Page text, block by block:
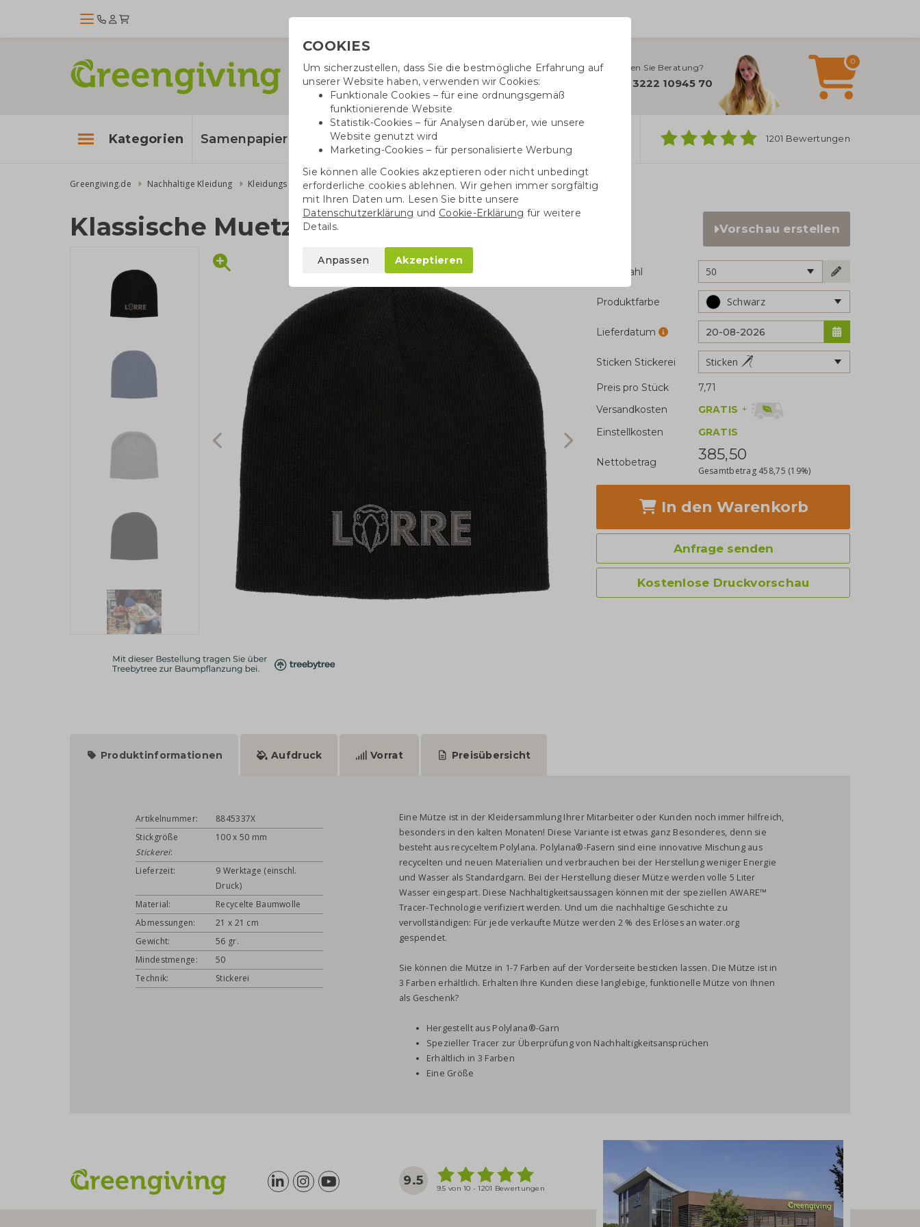
Benötigen Sie Beratung?
+49 3222 10945 70
0
Kategorien Samenpapier Baumwolltaschen 1201 Bewertungen
Greengiving.de Nachhaltige Kleidung Kleidungs Accessoires Klassische Muetze
Klassische Muetze Vorschau erstellen
Stückzahl 50
Produktfarbe Schwarz
Lieferdatum
Sticken Stickerei Sticken
Preis pro Stück
7,71
Versandkosten
GRATIS +
Einstellkosten
GRATIS
Nettobetrag 385,50
Gesamtbetrag 458,75 (19%)
In den Warenkorb
Anfrage senden
Kostenlose Druckvorschau
Produktinformationen Aufdruck Vorrat Preisübersicht
Artikelnummer:
8845337X
Stickgröße
Stickerei:
100 x 50 mm
Lieferzeit:
9 Werktage (einschl.
Druck)
Material:
Recycelte Baumwolle
Abmessungen:
21 x 21 cm
Gewicht:
56 gr.
Mindestmenge:
50
Technik:
Stickerei
Eine Mütze ist in der Kleidersammlung Ihrer Mitarbeiter oder Kunden noch immer hilfreich,
besonders in den kalten Monaten! Diese Variante ist etwas ganz Besonderes, denn sie
besteht aus recyceltem Polylana. Polylana®-Fasern sind eine innovative Mischung aus
recycelten und neuen Materialien und verbrauchen bei der Herstellung weniger Energie
und Wasser als Standardgarn. Bei der Herstellung dieser Mütze werden volle 5 Liter
Wasser eingespart. Diese Nachhaltigkeitsaussagen können mit der speziellen AWARE™
Tracer-Technologie verifiziert werden. Und um die nachhaltige Geschichte zu
vervollständigen: Für jede verkaufte Mütze werden 2 % des Erlöses an water.org
gespendet.
Sie können die Mütze in 1-7 Farben auf der Vorderseite besticken lassen. Die Mütze ist in
3 Farben erhältlich. Erhalten Ihre Kunden diese langlebige, funktionelle Mütze von Ihnen
als Geschenk?
Hergestellt aus Polylana®-Garn
Spezieller Tracer zur Überprüfung von Nachhaltigkeitsansprüchen
Erhältlich in 3 Farben
Eine Größe
9.5
9.5 von 10 - 1201 Bewertungen
COOKIES
Um sicherzustellen, dass Sie die bestmögliche Erfahrung auf
unserer Website haben, verwenden wir Cookies:
Funktionale Cookies – für eine ordnungsgemäß
funktionierende Website
Statistik-Cookies – für Analysen darüber, wie unsere
Website genutzt wird
Marketing-Cookies – für personalisierte Werbung
Sie können alle Cookies akzeptieren oder nicht unbedingt
erforderliche cookies ablehnen. Wir gehen immer sorgfältig
mit Ihren Daten um. Lesen Sie bitte unsere
Datenschutzerklärung und Cookie-Erklärung für weitere
Details.
Anpassen Akzeptieren